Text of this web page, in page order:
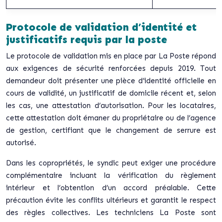
Protocole de validation d’identité et
justificatifs requis par la poste
Le protocole de validation mis en place par La Poste répond
aux exigences de sécurité renforcées depuis 2019. Tout
demandeur doit présenter une pièce d’identité officielle en
cours de validité, un justificatif de domicile récent et, selon
les cas, une attestation d’autorisation. Pour les locataires,
cette attestation doit émaner du propriétaire ou de l’agence
de gestion, certifiant que le changement de serrure est
autorisé.
Dans les copropriétés, le syndic peut exiger une procédure
complémentaire incluant la vérification du règlement
intérieur et l’obtention d’un accord préalable. Cette
précaution évite les conflits ultérieurs et garantit le respect
des règles collectives. Les techniciens La Poste sont